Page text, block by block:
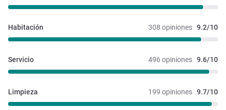
308 opiniones 9.2/10
Habitación
496 opiniones 9.6/10
Servicio
199 opiniones 9.7/10
Limpieza